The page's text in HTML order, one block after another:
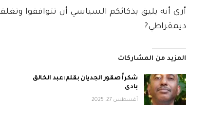
أرى أنه يليق بذكائكم السياسي أن تتوافقوا
ديمقراطي?
المزيد من المشاركات
شكراً صقور الجديان بقلم:عبد الخالق
بادى
أغسطس 27, 2025